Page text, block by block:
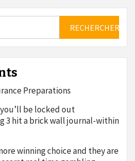
Preparations
be locked out
3 hit a brick wall journal-within
winning choice and they are